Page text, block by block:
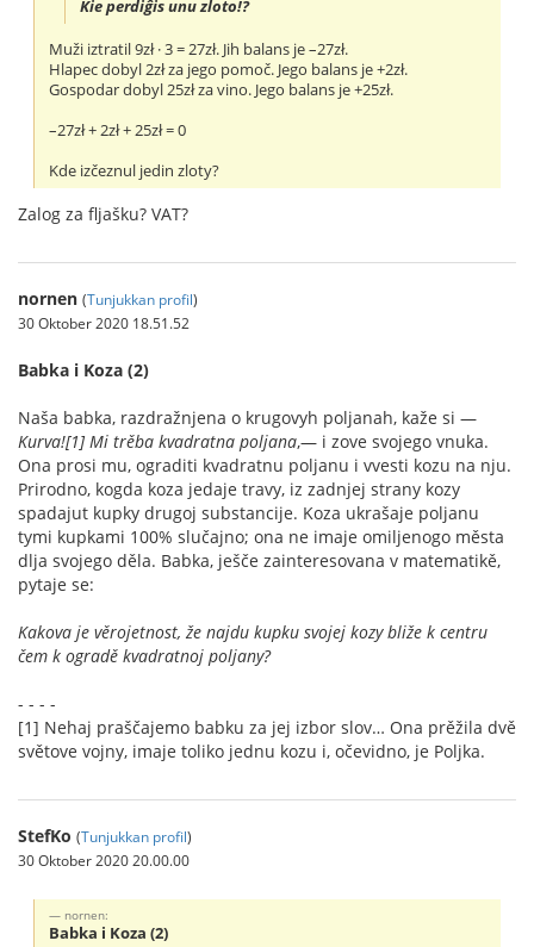
Kie perdiĝis unu zloto!?
Muži iztratil 9zł · 3 = 27zł. Jih balans je –27zł.
Hlapec dobyl 2zł za jego pomoč. Jego balans je +2zł.
Gospodar dobyl 25zł za vino. Jego balans je +25zł.
–27zł + 2zł + 25zł = 0
Kde izčeznul jedin zloty?
Zalog za fljašku? VAT?
nornen (Tunjukkan profil)
30 Oktober 2020 18.51.52
Babka i Koza (2)
Naša babka, razdražnjena o krugovyh poljanah, kaže si —
Kurva![1] Mi trěba kvadratna poljana,— i zove svojego vnuka.
Ona prosi mu, ograditi kvadratnu poljanu i vvesti kozu na nju.
Prirodno, kogda koza jedaje travy, iz zadnjej strany kozy
spadajut kupky drugoj substancije. Koza ukrašaje poljanu
tymi kupkami 100% slučajno; ona ne imaje omiljenogo města
dlja svojego děla. Babka, ješče zainteresovana v matematikě,
pytaje se:
Kakova je věrojetnost, že najdu kupku svojej kozy bliže k centru
čem k ogradě kvadratnoj poljany?
- - - -
[1] Nehaj praščajemo babku za jej izbor slov… Ona prěžila dvě
světove vojny, imaje toliko jednu kozu i, očevidno, je Poljka.
StefKo (Tunjukkan profil)
30 Oktober 2020 20.00.00
nornen:
Babka i Koza (2)